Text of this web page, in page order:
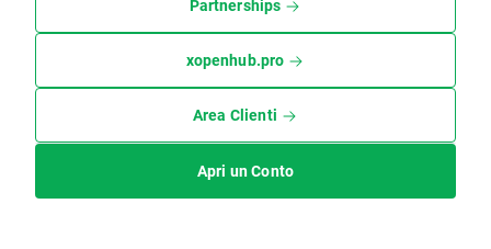
Partnerships
xopenhub.pro
Area Clienti
Apri un Conto